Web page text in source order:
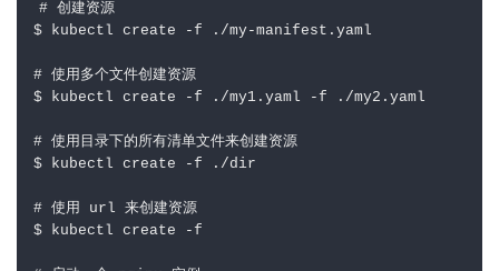
# 创建资源
$ kubectl create -f ./my-manifest.yaml
# 使用多个文件创建资源
$ kubectl create -f ./my1.yaml -f ./my2.yaml
# 使用目录下的所有清单文件来创建资源
$ kubectl create -f ./dir
# 使用 url 来创建资源
$ kubectl create -f